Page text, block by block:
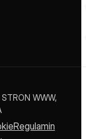
WWW,
Regulamin